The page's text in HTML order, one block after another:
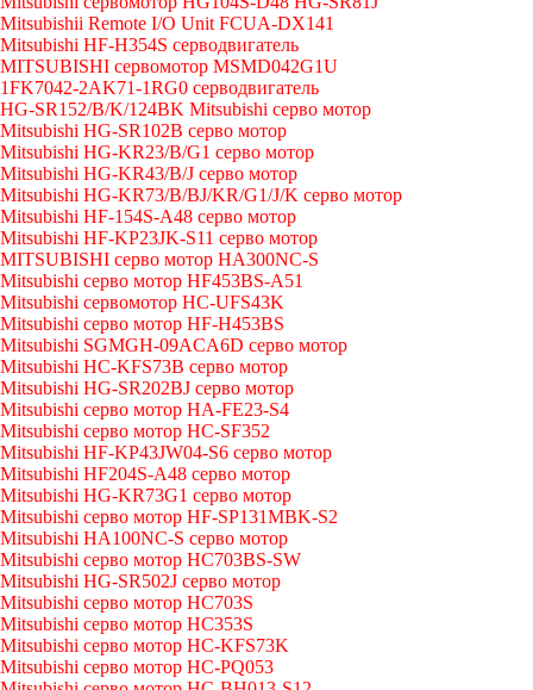
Mitsubishii Remote I/O Unit FCUA-DX141
Mitsubishi HF-H354S серводвигатель
MITSUBISHI сервомотор MSMD042G1U
1FK7042-2AK71-1RG0 серводвигатель
HG-SR152/B/K/124BK Mitsubishi серво мотор
Mitsubishi HG-SR102B серво мотор
Mitsubishi HG-KR23/B/G1 серво мотор
Mitsubishi HG-KR43/B/J серво мотор
Mitsubishi HG-KR73/B/BJ/KR/G1/J/K серво мотор
Mitsubishi HF-154S-A48 серво мотор
Mitsubishi HF-KP23JK-S11 серво мотор
MITSUBISHI серво мотор HA300NC-S
Mitsubishi серво мотор HF453BS-A51
Mitsubishi сервомотор HC-UFS43K
Mitsubishi серво мотор HF-H453BS
Mitsubishi SGMGH-09ACA6D серво мотор
Mitsubishi HC-KFS73B серво мотор
Mitsubishi HG-SR202BJ серво мотор
Mitsubishi серво мотор HA-FE23-S4
Mitsubishi серво мотор HC-SF352
Mitsubishi HF-KP43JW04-S6 серво мотор
Mitsubishi HF204S-A48 серво мотор
Mitsubishi HG-KR73G1 серво мотор
Mitsubishi серво мотор HF-SP131MBK-S2
Mitsubishi HA100NC-S серво мотор
Mitsubishi серво мотор HC703BS-SW
Mitsubishi HG-SR502J серво мотор
Mitsubishi серво мотор HC703S
Mitsubishi серво мотор HC353S
Mitsubishi серво мотор HC-KFS73K
Mitsubishi серво мотор HC-PQ053